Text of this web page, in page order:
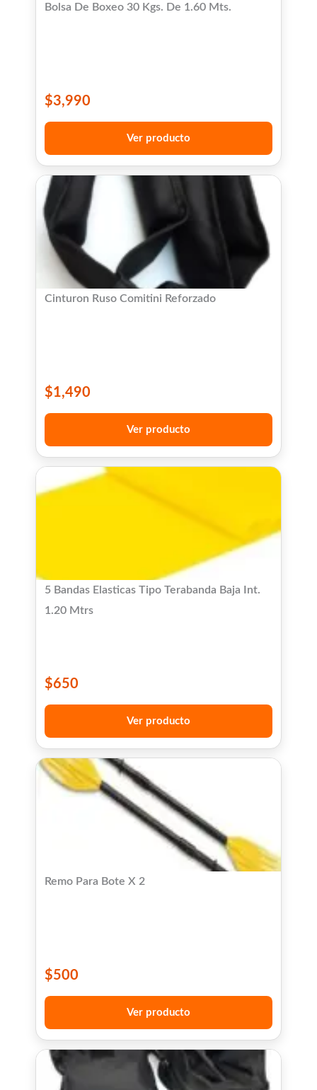
Bolsa De Boxeo 30 Kgs. De 1.60 Mts.
$3,990
Ver producto
Cinturon Ruso Comitini Reforzado
$1,490
Ver producto
5 Bandas Elasticas Tipo Terabanda Baja Int.
1.20 Mtrs
$650
Ver producto
Remo Para Bote X 2
$500
Ver producto